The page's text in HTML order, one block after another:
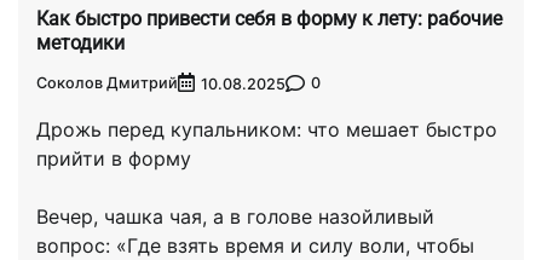
Как быстро привести себя в форму к лету: рабочие
методики
Соколов Дмитрий 10.08.2025 0
Дрожь перед купальником: что мешает быстро
прийти в форму
Вечер, чашка чая, а в голове назойливый
вопрос: «Где взять время и силу воли, чтобы